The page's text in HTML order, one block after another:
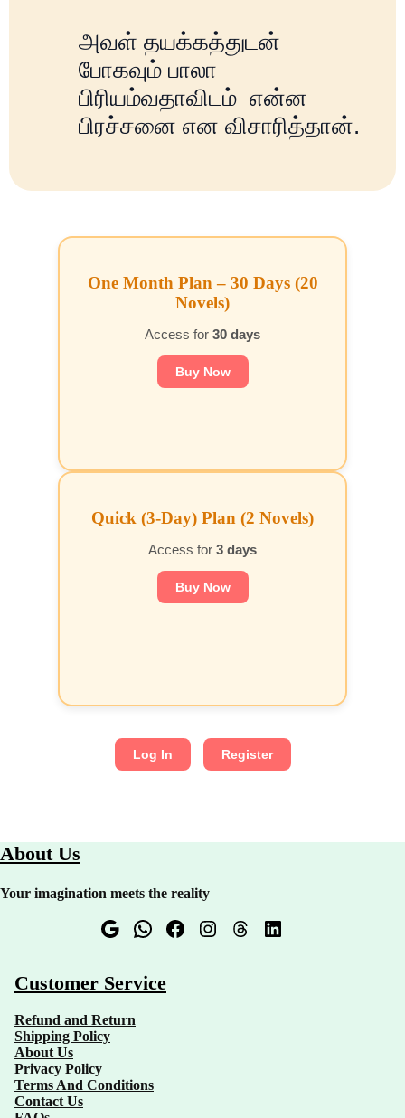
அவள் தயக்கத்துடன்
போகவும் பாலா
பிரியம்வதாவிடம் என்ன
பிரச்சனை என விசாரித்தான்.
One Month Plan – 30 Days (20
Novels)
Access for 30 days
Buy Now
Quick (3-Day) Plan (2 Novels)
Access for 3 days
Buy Now
Log In Register
About Us
Your imagination meets the reality
Forum WhatsApp Facebook Instagram Threads LinkedIn
Customer Service
Refund and Return
Shipping Policy
About Us
Privacy Policy
Terms And Conditions
Contact Us